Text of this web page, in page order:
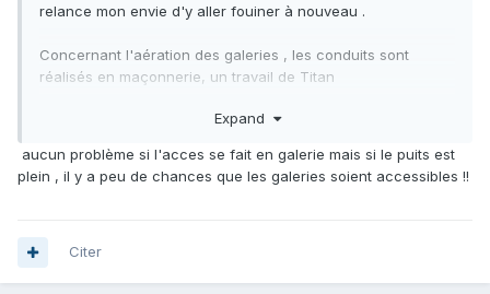
relance mon envie d'y aller fouiner à nouveau .
Concernant l'aération des galeries , les conduits sont
réalisés en maçonnerie, un travail de Titan
galeries ? avec quelques années de moins j'aurais peut
avis aux amateurs !
Expand
aucun problème si l'acces se fait en galerie mais si le puits est
plein , il y a peu de chances que les galeries soient accessibles !!
Citer